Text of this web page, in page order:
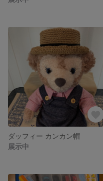
ダッフィー カンカン帽
展示中